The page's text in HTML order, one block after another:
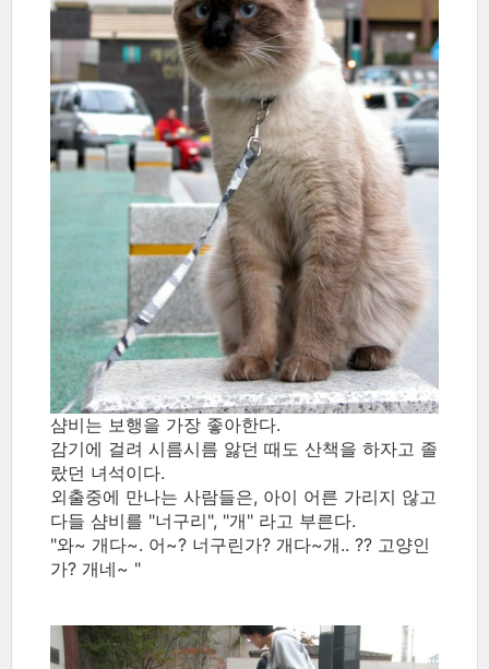
샴비는 보행을 가장 좋아한다.
감기에 걸려 시름시름 앓던 때도 산책을 하자고 졸
랐던 녀석이다.
외출중에 만나는 사람들은, 아이 어른 가리지 않고
다들 샴비를 "너구리", "개" 라고 부른다.
"와~ 개다~. 어~? 너구린가? 개다~개.. ?? 고양인
가? 개네~ "